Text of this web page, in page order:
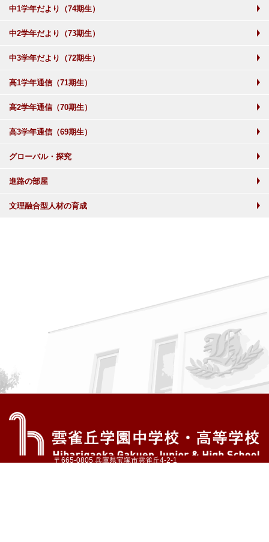
中1学年だより（74期生）
中2学年だより（73期生）
中3学年だより（72期生）
高1学年通信（71期生）
高2学年通信（70期生）
高3学年通信（69期生）
グローバル・探究
進路の部屋
文理融合型人材の育成
〒665-0805 兵庫県宝塚市雲雀丘4-2-1